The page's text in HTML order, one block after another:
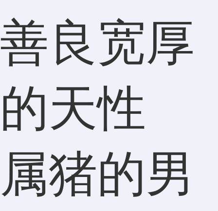
善良宽厚
的天性
属猪的男